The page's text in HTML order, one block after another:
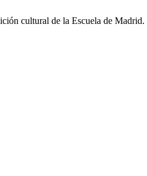
cultural de la Escuela de Madrid.